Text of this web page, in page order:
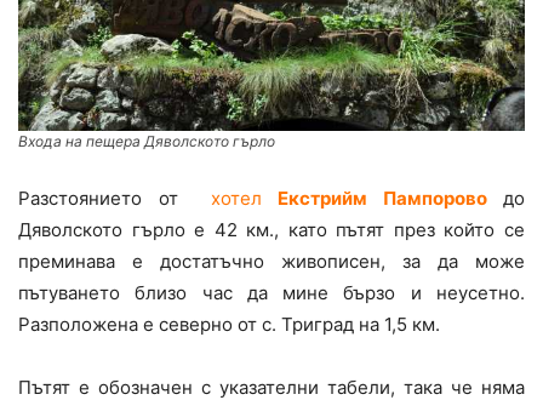
Входа на пещера Дяволското гърло
Разстоянието от хотел Екстрийм Пампороводо
Дяволското гърло е 42 км., като пътят през който се
преминава е достатъчно живописен, за да може
пътуването близо час да мине бързо и неусетно.
Разположена е северно от с. Триград на 1,5 км.
Пътят е обозначен с указателни табели, така че няма